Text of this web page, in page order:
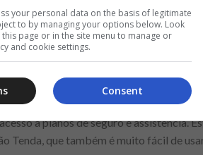
além de 10% de desconto na
Elo. A bandeira, além disso,
parceiras, e muito mais.
a planos de seguro e assistência.
que também é muito fácil de
your personal data on the basis of legitimate
to by managing your options below. Look
page or in the site menu to manage or
and cookie settings.
Consent